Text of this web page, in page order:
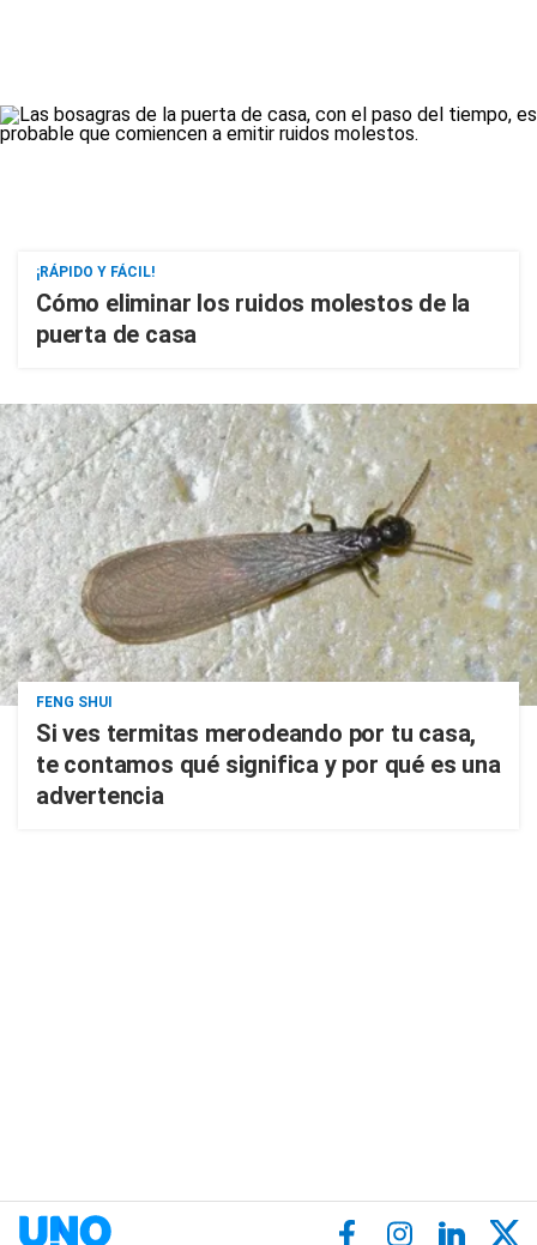
¡RÁPIDO Y FÁCIL!
Cómo eliminar los ruidos molestos de la
puerta de casa
FENG SHUI
Si ves termitas merodeando por tu casa,
te contamos qué significa y por qué es una
advertencia